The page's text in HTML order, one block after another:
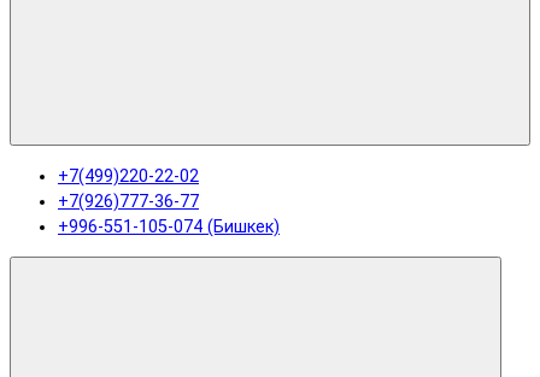
+7(499)220-22-02
+7(926)777-36-77
+996-551-105-074 (Бишкек)